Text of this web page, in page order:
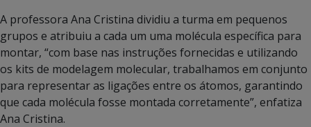
A professora Ana Cristina dividiu a turma em pequenos
grupos e atribuiu a cada um uma molécula específica para
montar, “com base nas instruções fornecidas e utilizando
os kits de modelagem molecular, trabalhamos em conjunto
para representar as ligações entre os átomos, garantindo
que cada molécula fosse montada corretamente”, enfatiza
Ana Cristina.